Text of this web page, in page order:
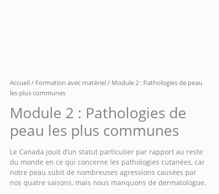
Accueil/ Formation avec matériel/ Module 2 : Pathologies de peau
les plus communes
Module 2 : Pathologies de
peau les plus communes
Le Canada jouit d’un statut particulier par rapport au reste
du monde en ce qui concerne les pathologies cutanées, car
notre peau subit de nombreuses agressions causées par
nos quatre saisons, mais nous manquons de dermatologue.